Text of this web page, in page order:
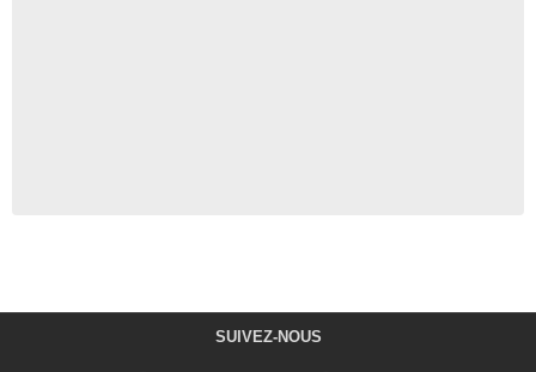
SUIVEZ-NOUS